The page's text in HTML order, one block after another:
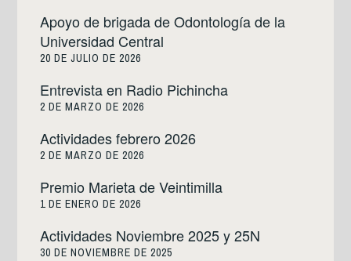
Apoyo de brigada de Odontología de la
Universidad Central
20 DE JULIO DE 2026
Entrevista en Radio Pichincha
2 DE MARZO DE 2026
Actividades febrero 2026
2 DE MARZO DE 2026
Premio Marieta de Veintimilla
1 DE ENERO DE 2026
Actividades Noviembre 2025 y 25N
30 DE NOVIEMBRE DE 2025